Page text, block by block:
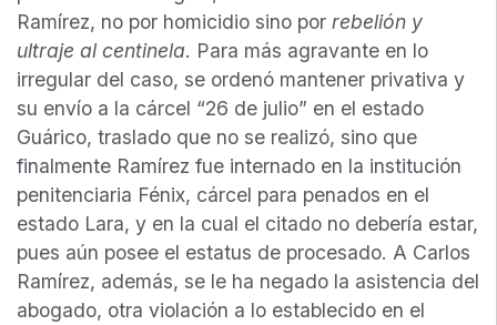
Ramírez, no por homicidio sino por rebelión y
ultraje al centinela. Para más agravante en lo
irregular del caso, se ordenó mantener privativa y
su envío a la cárcel “26 de julio” en el estado
Guárico, traslado que no se realizó, sino que
finalmente Ramírez fue internado en la institución
penitenciaria Fénix, cárcel para penados en el
estado Lara, y en la cual el citado no debería estar,
pues aún posee el estatus de procesado. A Carlos
Ramírez, además, se le ha negado la asistencia del
abogado, otra violación a lo establecido en el